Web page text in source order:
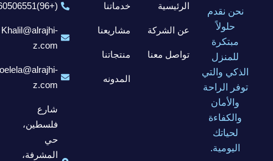
نحن نقدم
حلولاً
مبتكرة
للمنزل
الذكي والتي
توفر الراحة
والأمان
والكفاءة
لحياتك
اليومية.
الرئيسية
عن الشركة
تواصل معنا
خدماتنا
مشاريعنا
منتجاتنا
المدونه
(+96)6560506551
Khalil@alrajhi-
z.com
z.com
شارع
فلسطين،
حي
المشرفة،